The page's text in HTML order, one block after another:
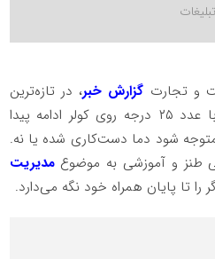
و تجارت گزارش خبر، در تازه‌ترین
قسمت این مجموعه، داستان با عدد ۲۵ درجه روی کولر ادامه پیدا
متوجه شود دما دست‌کاری شده یا نه.
طنز و آموزشی به موضوع مدیریت
را تا پایان همراه خود نگه می‌دارد.